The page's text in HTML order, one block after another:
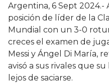
Argentina, 6 Sept 2024.-
posición de líder de la
Mundial con un 3-0
creces el examen de
Messi y Ángel Di María,
avisó a sus rivales que
lejos de saciarse.